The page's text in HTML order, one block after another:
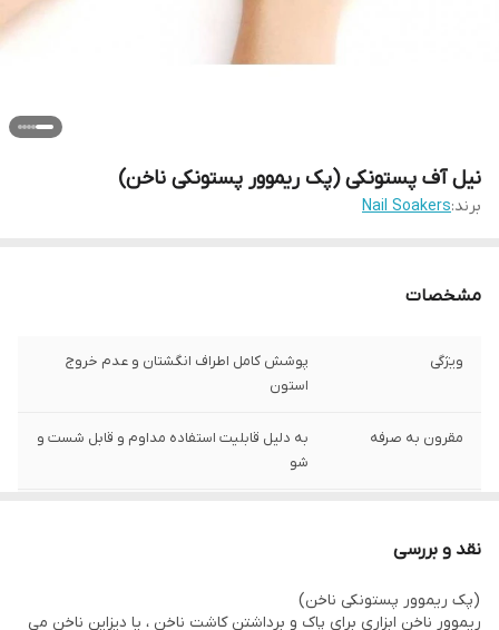
نیل آف پستونکی (پک ریموور پستونکی ناخن)
برند:Nail Soakers
مشخصات
ویژگی
پوشش کامل اطراف انگشتان و عدم خروج
استون
مقرون به صرفه
به دلیل قابلیت استفاده مداوم و قابل شست و
شو
جنس ساخته شده از سیلیکون با کیفیت
نقد و بررسی
(پک ريموور پستونکی ناخن)
ریموور ناخن ابزاری برای پاک و برداشتن کاشت ناخن ، یا دیزاین ناخن می